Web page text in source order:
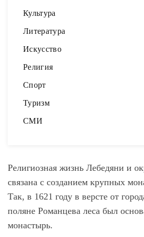
Религиозная жизнь Лебедяни и
связана с созданием крупных
Так, в 1621 году в версте от
поляне Романцева леса был
монастырь.
Культура
Литература
Искусство
Религия
Спорт
Туризм
СМИ